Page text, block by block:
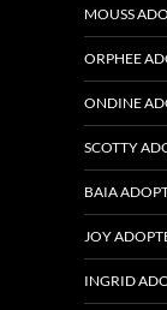
MOUSS
ORPHEE
ONDINE
SCOTTY
BAIA
JOY
INGRID